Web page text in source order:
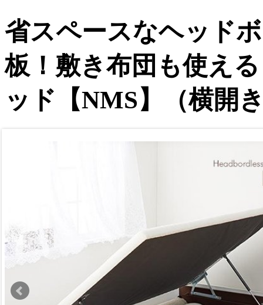
省スペースなヘッド
板！敷き布団も使え
ッド【NMS】（横開